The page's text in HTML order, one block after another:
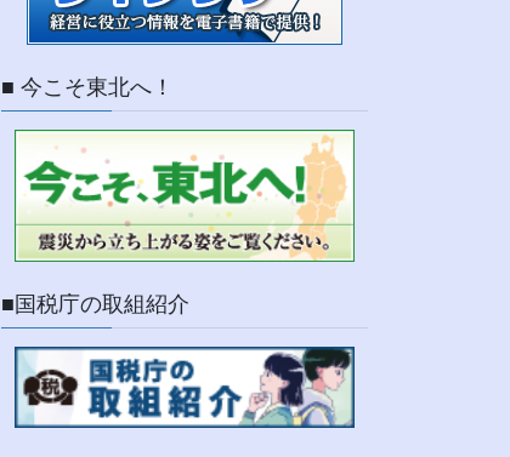
■ 今こそ東北へ！
■国税庁の取組紹介